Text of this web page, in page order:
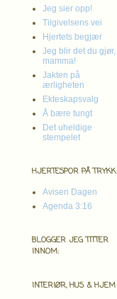
Jeg sier opp!
Tilgivelsens vei
Hjertets begjær
Jeg blir det du gjør,
mamma!
Jakten på
ærligheten
Ekteskapsvalg
Å bære tungt
Det uheldige
stempelet
HJERTESPOR PÅ TRYKK
Avisen Dagen
Agenda 3:16
BLOGGER JEG TITTER
INNOM:
INTERIØR, HUS & HJEM